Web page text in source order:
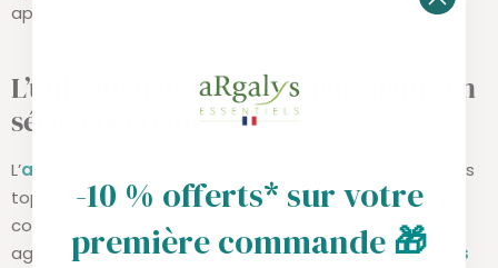
approches n’offrent pas les mêmes effets.
L’utilisation de l’acide hyaluronique en
sérum et crème
L’acide hyaluronique
est un ingrédient phare des soins
topiques, souvent utilisé sous forme de sérums
concentrés ou de crèmes hydratantes. Ces produits
agissent principalement au niveau de l’épiderme, où
ils
-10 % offerts* sur votre
première commande🎁